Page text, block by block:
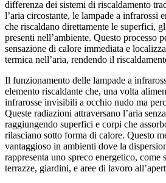
differenza dei sistemi di riscaldamento
l’aria circostante, le lampade a infrarossi
che riscaldano direttamente le superfici,
presenti nell’ambiente. Questo processo
sensazione di calore immediata e
termica nell’aria, rendendo il
Il funzionamento delle lampade a
elemento riscaldante che, una volta
infrarosse invisibili a occhio nudo ma
Queste radiazioni attraversano l’aria
raggiungendo superfici e corpi che
rilasciano sotto forma di calore. Questo
vantaggioso in ambienti dove la
rappresenta uno spreco energetico, come
terrazze, giardini, e aree di lavoro